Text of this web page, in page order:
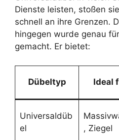
Dienste leisten, stoßen
schnell an ihre Grenzen.
hingegen wurde genau
gemacht. Er bietet:
Dübeltyp Ideal
Universaldüb
el
, Ziegel